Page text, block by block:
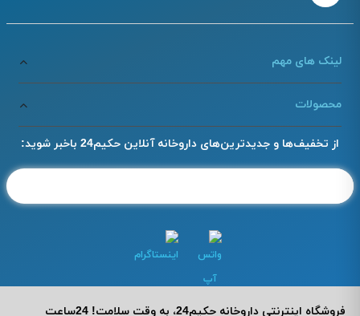
لینک های مهم
محصولات
از تخفیف‌ها و جدیدترین‌های داروخانه آنلاین حکیم24 باخبر شوید:
فروشگاه اینترنتی داروخانه حکیم24، به وقت سلامت! 24ساعت